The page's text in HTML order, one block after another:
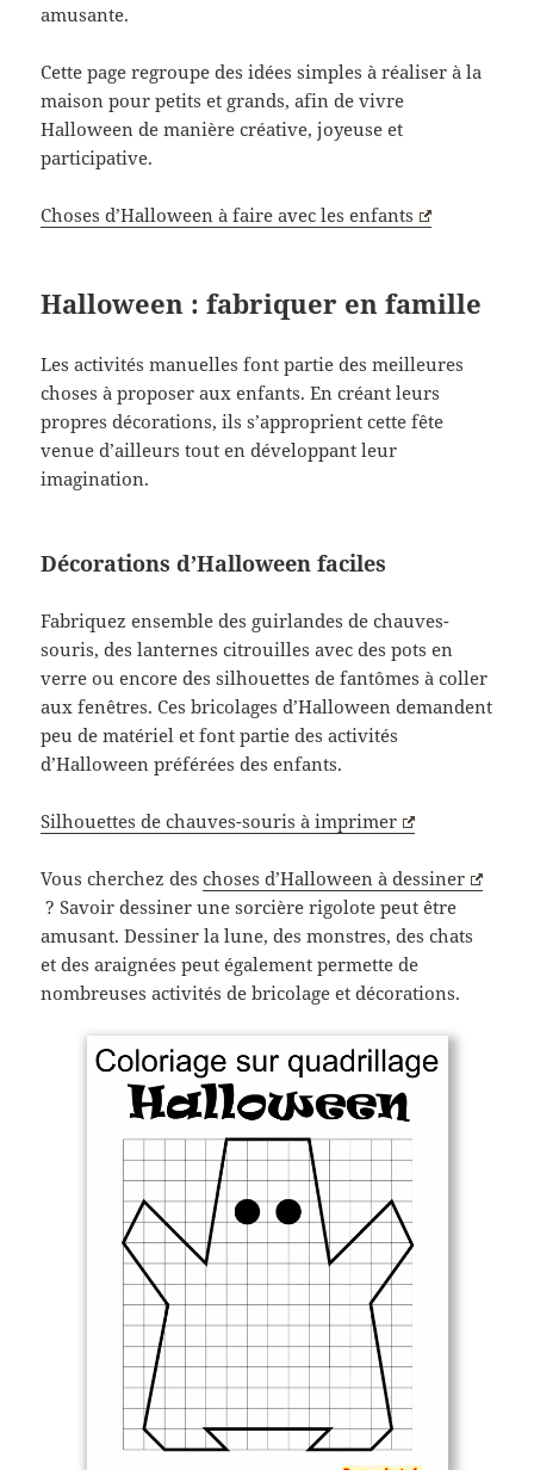
amusante.
Cette page regroupe des idées simples à réaliser à la
maison pour petits et grands, afin de vivre
Halloween de manière créative, joyeuse et
participative.
Choses d’Halloween à faire avec les enfants
Halloween : fabriquer en famille
Les activités manuelles font partie des meilleures
choses à proposer aux enfants. En créant leurs
propres décorations, ils s’approprient cette fête
venue d’ailleurs tout en développant leur
imagination.
Décorations d’Halloween faciles
Fabriquez ensemble des guirlandes de chauves-
souris, des lanternes citrouilles avec des pots en
verre ou encore des silhouettes de fantômes à coller
aux fenêtres. Ces bricolages d’Halloween demandent
peu de matériel et font partie des activités
d’Halloween préférées des enfants.
Silhouettes de chauves-souris à imprimer
Vous cherchez deschoses d’Halloween à dessiner
? Savoir dessiner une sorcière rigolote peut être
amusant. Dessiner la lune, des monstres, des chats
et des araignées peut également permette de
nombreuses activités de bricolage et décorations.